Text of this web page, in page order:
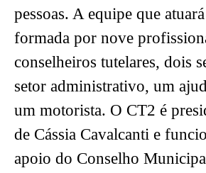
pessoas. A equipe que
formada por nove
conselheiros tutelares, dois
setor administrativo, um
um motorista. O CT2 é
de Cássia Cavalcanti e
apoio do Conselho